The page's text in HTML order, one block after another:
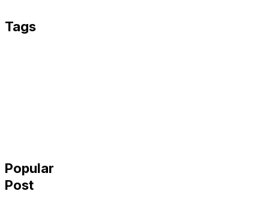
Tags
Popular
Post